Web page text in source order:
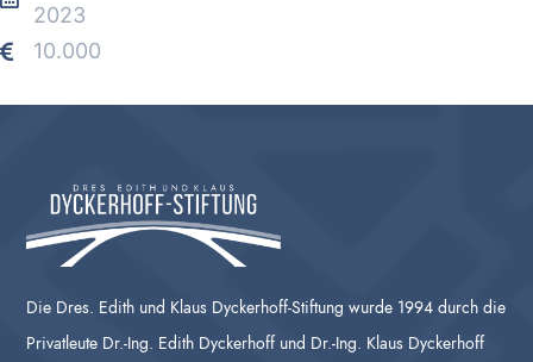
2023
10.000
Die Dres. Edith und Klaus Dyckerhoff-Stiftung wurde 1994 durch die
Privatleute Dr.-Ing. Edith Dyckerhoff und Dr.-Ing. Klaus Dyckerhoff